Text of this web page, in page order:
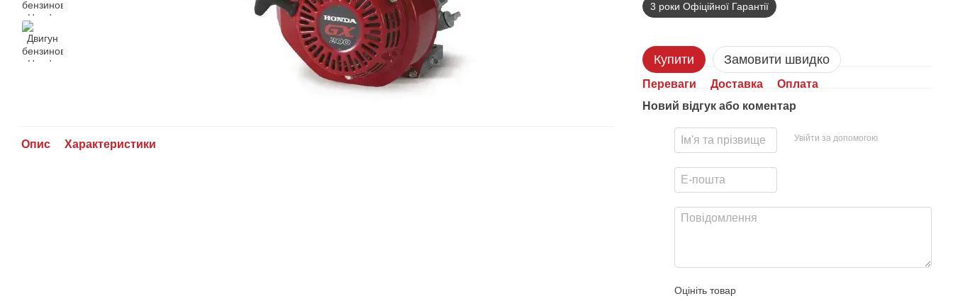
Опис Характеристики
3 роки Офіційної Гарантії
Купити Замовити швидко
Переваги Доставка
Оплата
Новий відгук або коментар
Увійти за допомогою
Оцініть товар